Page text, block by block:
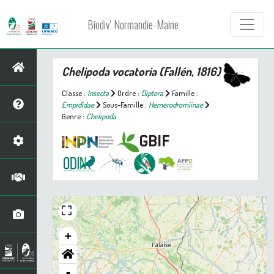
Biodiv' Normandie-Maine
Chelipoda vocatoria(Fallén, 1816)
Classe : Insecta Ordre : Diptera
Famille :
Empididae
Sous-Famille : Hemerodromiinae
Genre : Chelipoda
+